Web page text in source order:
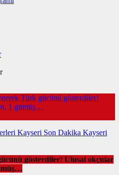
Türk gücünü gösterdiler!
1 gümüş…
Kayseri Son Dakika Kayseri
gösterdiler! Ulusal okçular